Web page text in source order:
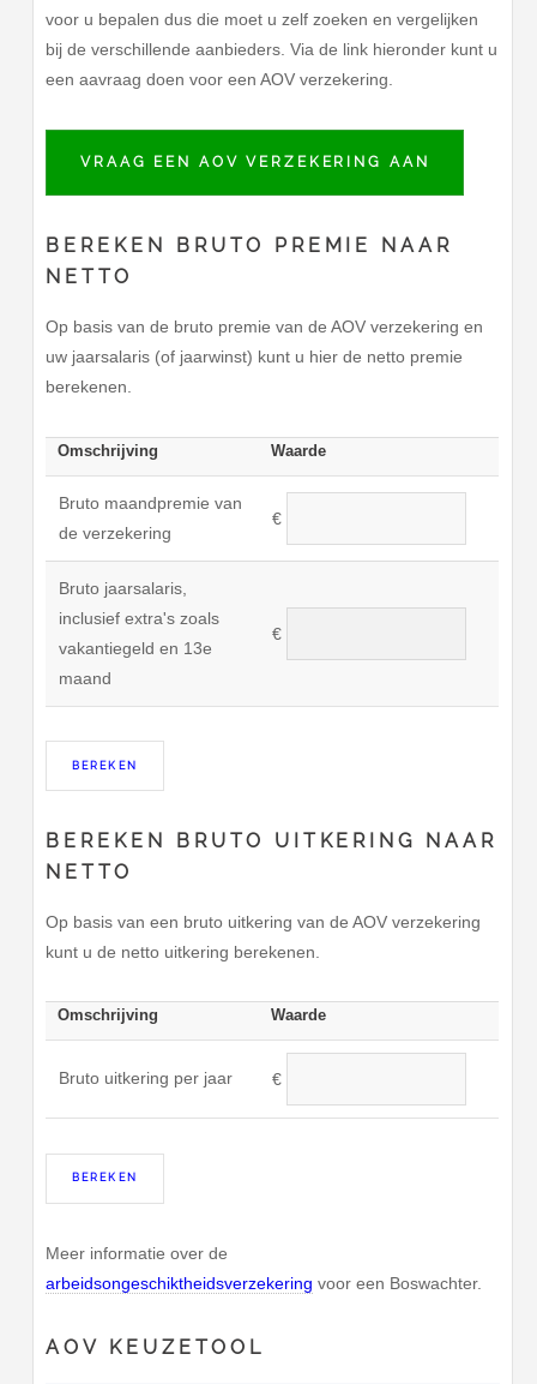
voor u bepalen dus die moet u zelf zoeken en vergelijken
bij de verschillende aanbieders. Via de link hieronder kunt u
een aavraag doen voor een AOV verzekering.
VRAAG EEN AOV VERZEKERING AAN
BEREKEN BRUTO PREMIE NAAR
NETTO
Op basis van de bruto premie van de AOV verzekering en
uw jaarsalaris (of jaarwinst) kunt u hier de netto premie
berekenen.
Omschrijving Waarde
Bruto maandpremie van
de verzekering
€
Bruto jaarsalaris,
inclusief extra's zoals
vakantiegeld en 13e
maand
€
BEREKEN BRUTO UITKERING NAAR
NETTO
Op basis van een bruto uitkering van de AOV verzekering
kunt u de netto uitkering berekenen.
Omschrijving Waarde
Bruto uitkering per jaar €
Meer informatie over de
arbeidsongeschiktheidsverzekering voor een Boswachter.
AOV KEUZETOOL